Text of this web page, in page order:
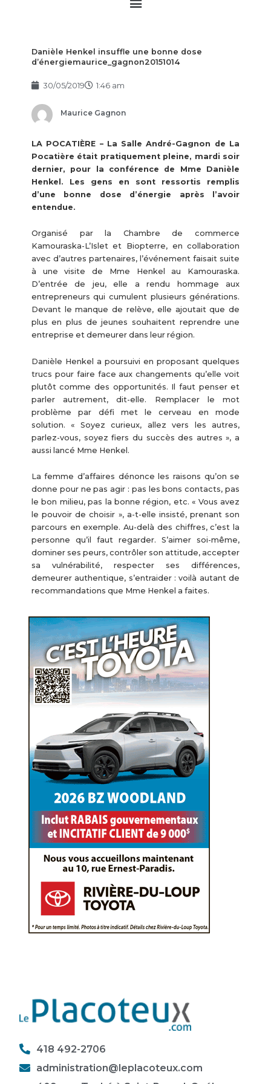
Danièle Henkel insuffle une bonne dose
d’énergiemaurice_gagnon20151014
30/05/2019 1:46 am
Maurice Gagnon
LA POCATIÈRE – La Salle André-Gagnon de La
Pocatière était pratiquement pleine, mardi soir
dernier, pour la conférence de Mme Danièle
Henkel. Les gens en sont ressortis remplis
d’une bonne dose d’énergie après l’avoir
entendue.
Organisé par la Chambre de commerce
Kamouraska-L’Islet et Biopterre, en collaboration
avec d’autres partenaires, l’événement faisait suite
à une visite de Mme Henkel au Kamouraska.
D’entrée de jeu, elle a rendu hommage aux
entrepreneurs qui cumulent plusieurs générations.
Devant le manque de relève, elle ajoutait que de
plus en plus de jeunes souhaitent reprendre une
entreprise et demeurer dans leur région.
Danièle Henkel a poursuivi en proposant quelques
trucs pour faire face aux changements qu’elle voit
plutôt comme des opportunités. Il faut penser et
parler autrement, dit-elle. Remplacer le mot
problème par défi met le cerveau en mode
solution. « Soyez curieux, allez vers les autres,
parlez-vous, soyez fiers du succès des autres », a
aussi lancé Mme Henkel.
La femme d’affaires dénonce les raisons qu’on se
donne pour ne pas agir : pas les bons contacts, pas
le bon milieu, pas la bonne région, etc. « Vous avez
le pouvoir de choisir », a-t-elle insisté, prenant son
parcours en exemple. Au-delà des chiffres, c’est la
personne qu’il faut regarder. S’aimer soi-même,
dominer ses peurs, contrôler son attitude, accepter
sa vulnérabilité, respecter ses différences,
demeurer authentique, s’entraider : voilà autant de
recommandations que Mme Henkel a faites.
418 492-2706
administration@leplacoteux.com